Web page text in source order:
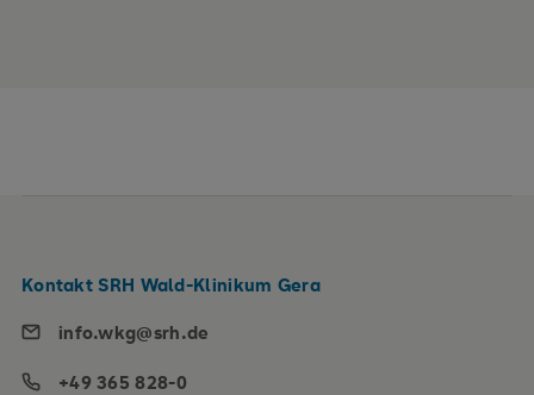
Kontakt SRH Wald-Klinikum Gera
info.wkg@srh.de
+49 365 828-0